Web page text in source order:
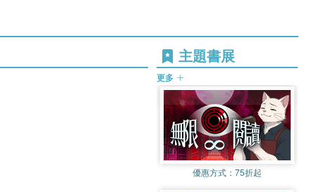
主題書展
更多
優惠方式： 75折起